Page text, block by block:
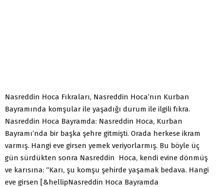
Nasreddin Hoca Fıkraları, Nasreddin Hoca’nın Kurban
Bayramında komşular ile yaşadığı durum ile ilgili fıkra.
Nasreddin Hoca Bayramda: Nasreddin Hoca, Kurban
Bayramı’nda bir başka şehre gitmişti. Orada herkese ikram
varmış. Hangi eve girsen yemek veriyorlarmış. Bu böyle üç
gün sürdükten sonra Nasreddin Hoca, kendi evine dönmüş
ve karısına: “Karı, şu komşu şehirde yaşamak bedava. Hangi
eve girsen [&hellipNasreddin Hoca Bayramda